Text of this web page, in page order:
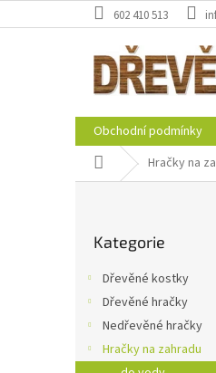
na
602 410 513
Obchodní podmínky
Domů Hračky na
kategorie
Kategorie
Dřevěné kostky
Dřevěné hračky
Nedřevěné hračky
Hračky na zahradu